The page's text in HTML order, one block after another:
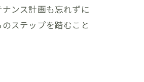
ンス計画も忘れずに
ステップを踏むこと